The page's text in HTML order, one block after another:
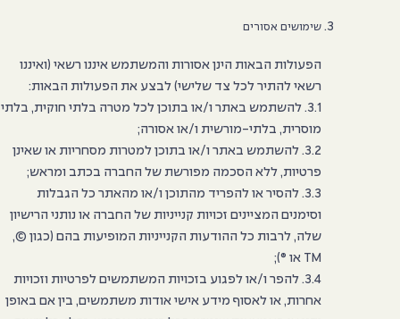
שימושים אסורים
הפעולות הבאות הינן אסורות והמשתמש איננו רשאי (ואיננו
רשאי להתיר לכל צד שלישי) לבצע את הפעולות הבאות:
3.1. להשתמש באתר ו/או בתוכן לכל מטרה בלתי חוקית, בלתי
מוסרית, בלתי-מורשית ו/או אסורה;
3.2. להשתמש באתר ו/או בתוכן למטרות מסחריות או שאינן
פרטיות, ללא הסכמה מפורשת של החברה בכתב ומראש;
3.3. להסיר או להפריד מהתוכן ו/או מהאתר כל הגבלות
וסימנים המציינים זכויות קנייניות של החברה או נותני הרישיון
שלה, לרבות כל ההודעות הקנייניות המופיעות בהם (כגון ©,
TM או ®);
3.4. להפר ו/או לפגוע בזכויות המשתמשים לפרטיות וזכויות
אחרות, או לאסוף מידע אישי אודות משתמשים, בין אם באופן